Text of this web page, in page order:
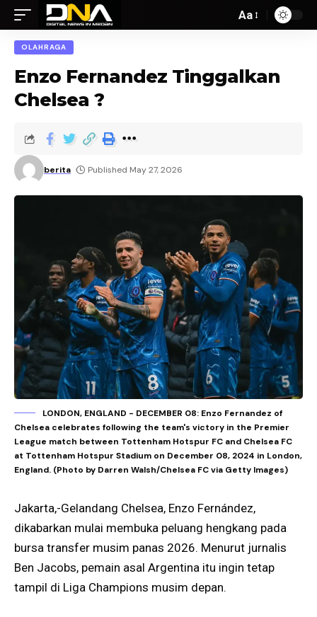
Aa
OLAHRAGA
Enzo Fernandez Tinggalkan
Chelsea ?
berita Published May 27, 2026
LONDON, ENGLAND - DECEMBER 08: Enzo Fernandez of
Chelsea celebrates following the team's victory in the Premier
League match between Tottenham Hotspur FC and Chelsea FC
at Tottenham Hotspur Stadium on December 08, 2024 in London,
England. (Photo by Darren Walsh/Chelsea FC via Getty Images)
Jakarta,-Gelandang Chelsea, Enzo Fernández,
dikabarkan mulai membuka peluang hengkang pada
bursa transfer musim panas 2026. Menurut jurnalis
Ben Jacobs, pemain asal Argentina itu ingin tetap
tampil di Liga Champions musim depan.